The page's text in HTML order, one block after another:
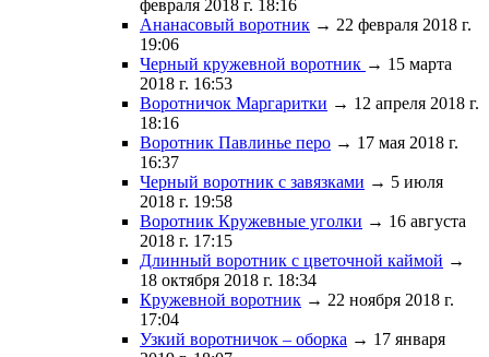
февраля 2018 г. 18:16
Ананасовый воротник → 22 февраля 2018 г.
19:06
Черный кружевной воротник → 15 марта
2018 г. 16:53
Воротничок Маргаритки → 12 апреля 2018 г.
18:16
Воротник Павлинье перо → 17 мая 2018 г.
16:37
Черный воротник с завязками → 5 июля
2018 г. 19:58
Воротник Кружевные уголки → 16 августа
2018 г. 17:15
Длинный воротник с цветочной каймой →
18 октября 2018 г. 18:34
Кружевной воротник → 22 ноября 2018 г.
17:04
Узкий воротничок – оборка → 17 января